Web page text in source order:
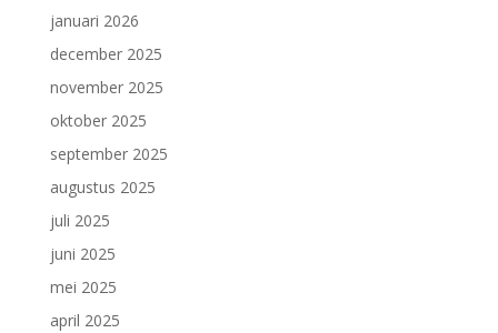
januari 2026
december 2025
november 2025
oktober 2025
september 2025
augustus 2025
juli 2025
juni 2025
mei 2025
april 2025